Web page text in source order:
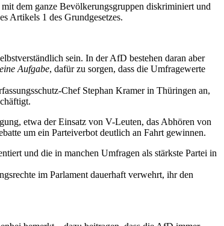
dem ganze Bevölkerungsgruppen diskriminiert und
Artikels 1 des Grundgesetzes.
sein. In der AfD bestehen daran aber
Aufgabe, dafür zu sorgen, dass die Umfragewerte
Chef Stephan Kramer in Thüringen an,
etwa der Einsatz von V-Leuten, das Abhören von
um ein Parteiverbot deutlich an Fahrt gewinnen.
und die in manchen Umfragen als stärkste Partei in
im Parlament dauerhaft verwehrt, ihr den